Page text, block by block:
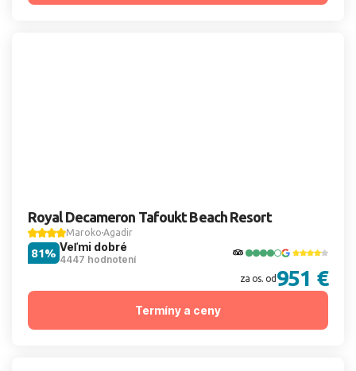
Royal Decameron Tafoukt Beach Resort
Maroko Agadir
Veľmi dobré
4447 hodnotení
81%
za os. od 951 €
Termíny a ceny